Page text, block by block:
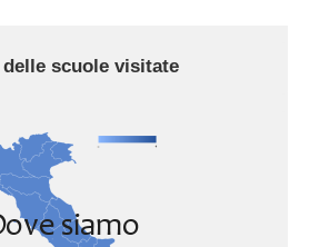
delle scuole visitate